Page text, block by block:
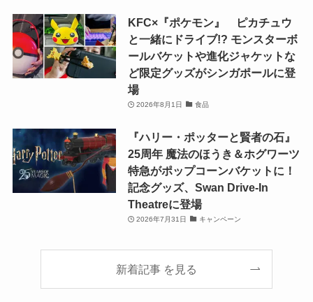
KFC×『ポケモン』 ピカチュウ
と一緒にドライブ!? モンスターボ
ールバケットや進化ジャケットな
ど限定グッズがシンガポールに登
場
2026年8月1日 食品
『ハリー・ポッターと賢者の石』
25周年 魔法のほうき＆ホグワーツ
特急がポップコーンバケットに！
記念グッズ、Swan Drive-In
Theatreに登場
2026年7月31日 キャンペーン
新着記事 を見る